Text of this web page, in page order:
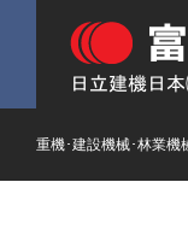
重機･建設機械･林業機